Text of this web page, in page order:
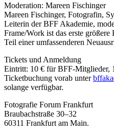
Moderation: Mareen Fischinger
Mareen Fischinger, Fotografin,
Leiterin der BFF Akademie,
Frame/Work ist das erste
Teil einer umfassenderen
Tickets und Anmeldung
Eintritt: 10 € für BFF-Mitglieder,
Ticketbuchung vorab unter
solange verfügbar.
Fotografie Forum Frankfurt
Braubachstraße 30–32
60311 Frankfurt am Main.